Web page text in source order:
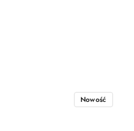
Nowość